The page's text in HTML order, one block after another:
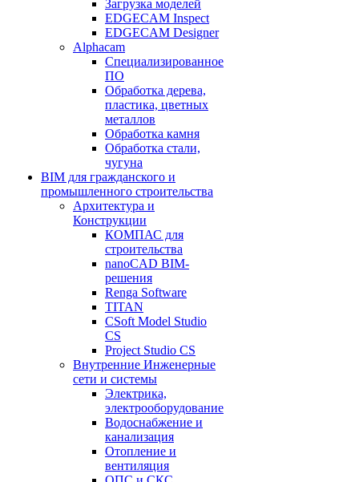
Загрузка моделей
EDGECAM Inspect
EDGECAM Designer
Alphacam
Специализированное
ПО
Обработка дерева,
пластика, цветных
металлов
Обработка камня
Обработка стали,
чугуна
BIM для гражданского и
промышленного строительства
Архитектура и
Конструкции
КОМПАС для
строительства
nanoCAD BIM-
решения
Renga Software
TITAN
CSoft Model Studio
CS
Project Studio CS
Внутренние Инженерные
сети и системы
Электрика,
электрооборудование
Водоснабжение и
канализация
Отопление и
вентиляция